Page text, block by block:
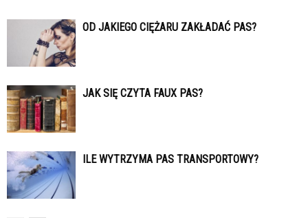
OD JAKIEGO CIĘŻARU ZAKŁADAĆ PAS?
JAK SIĘ CZYTA FAUX PAS?
ILE WYTRZYMA PAS TRANSPORTOWY?